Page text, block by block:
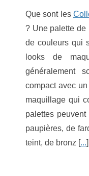
Que sont les
? Une palette de
de couleurs qui
looks de
généralement
compact avec
maquillage qui
palettes
paupières, de
teint, de bronz [...]